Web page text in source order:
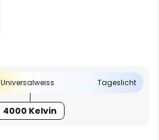
Universalweiss Tageslicht
4000 Kelvin